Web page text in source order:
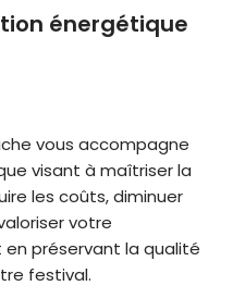
énergétique
vous accompagne
visant à maîtriser la
les coûts, diminuer
votre
préservant la qualité
festival.